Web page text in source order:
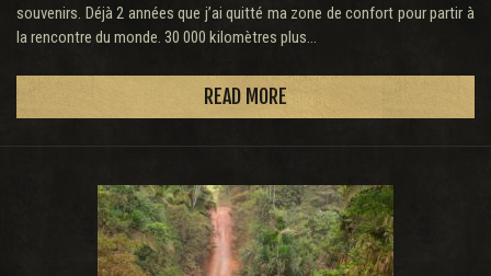
souvenirs. Déjà 2 années que j’ai quitté ma zone de confort pour partir à
la rencontre du monde. 30 000 kilomètres plus...
READ MORE